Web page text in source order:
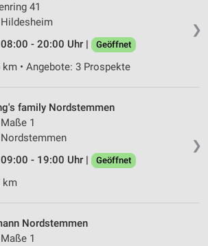
❯
41
- 20:00 Uhr |
Geöffnet
km • Angebote: 3 Prospekte
❯
family Nordstemmen
1
- 19:00 Uhr |
Geöffnet
km
Nordstemmen
1
Zugriff auf Informationen
Daten zur Auswahl von
zur Auswahl
zur Personalisierung
zur Auswahl